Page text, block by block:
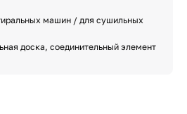
машин / для сушильных
доска, соединительный элемент